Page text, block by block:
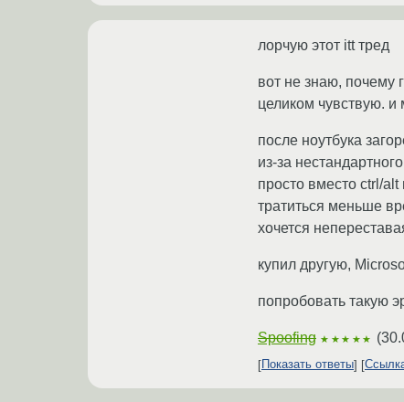
лорчую этот itt тред
вот не знаю, почему
целиком чувствую. и
после ноутбука
из-за
просто вместо ctrl/alt
тратиться меньше
хочется
купил другую,
попробовать такую
Spoofing ★★★★★ (
Показать ответы